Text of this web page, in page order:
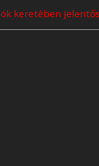
keretében